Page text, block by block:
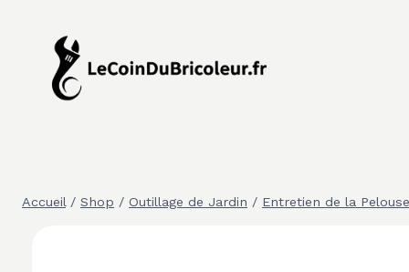
contenu
Accueil / Shop / Outillage de Jardin / Entretien de la Pelouse